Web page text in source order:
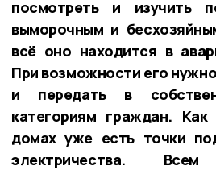
посмотреть и изучить
выморочным и
всё оно находится в
При возможности его
и передать в
категориям граждан.
домах уже есть точки
электричества. Всем